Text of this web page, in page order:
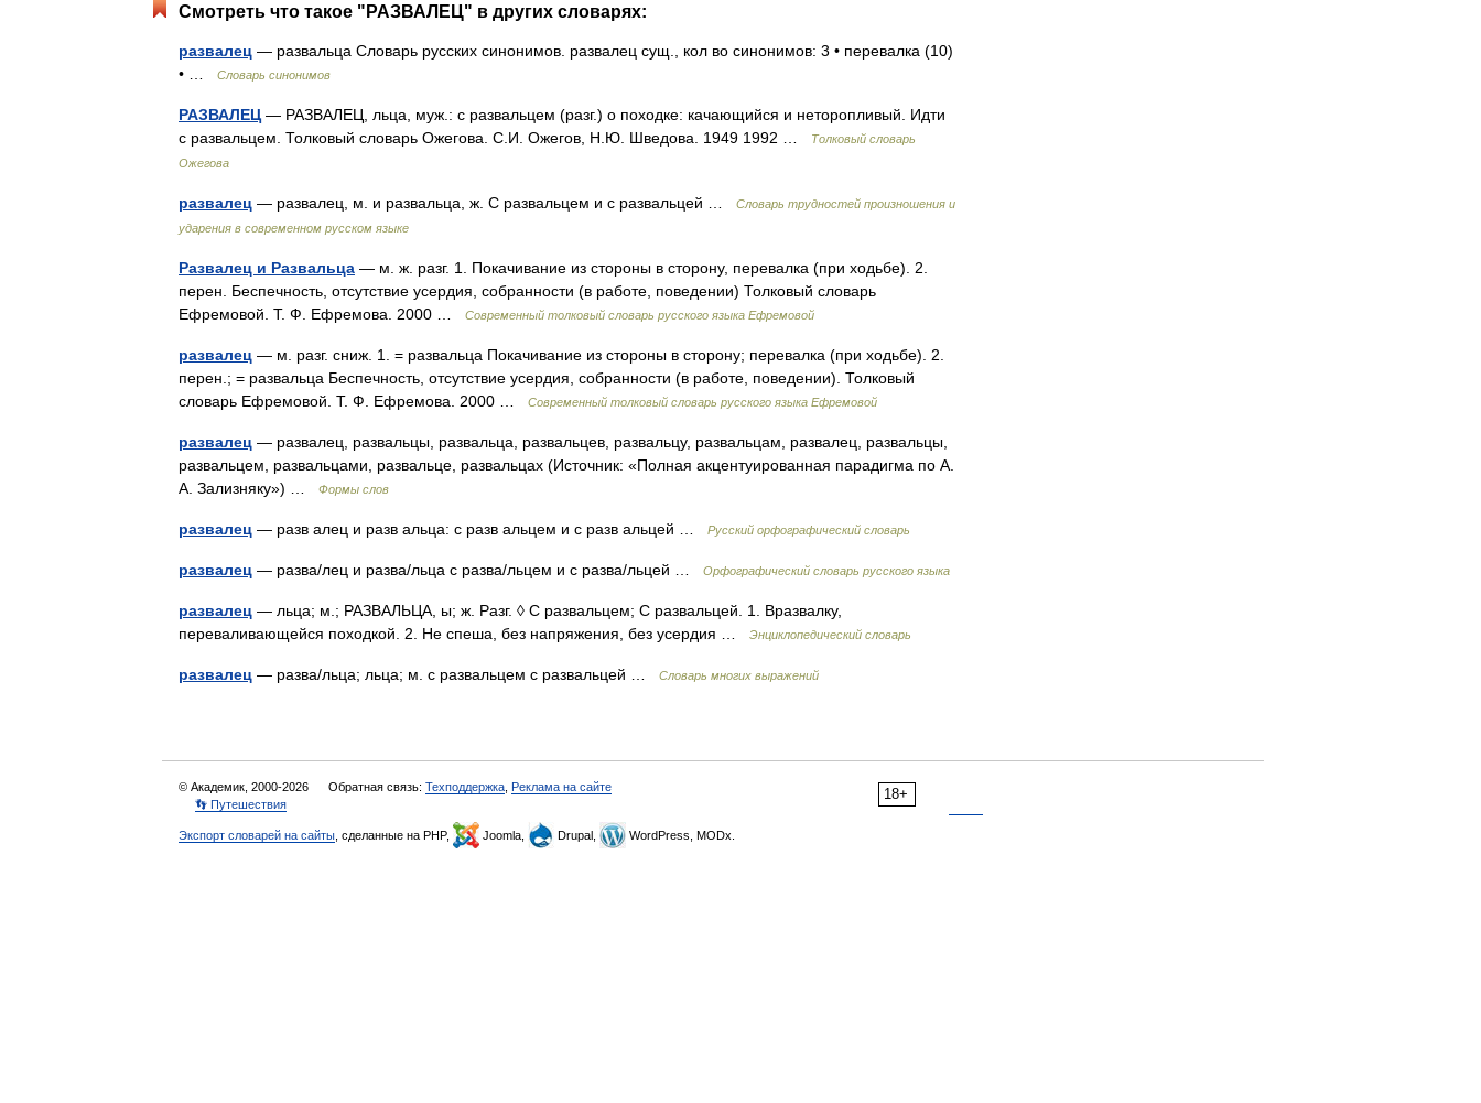
Смотреть что такое "РАЗВАЛЕЦ" в других словарях:
развалец — развальца Словарь русских синонимов. развалец сущ., кол во синонимов: 3 • перевалка (10)
• …
Словарь синонимов
РАЗВАЛЕЦ — РАЗВАЛЕЦ, льца, муж.: с развальцем (разг.) о походке: качающийся и неторопливый. Идти
с развальцем. Толковый словарь Ожегова. С.И. Ожегов, Н.Ю. Шведова. 1949 1992 …
Толковый словарь
Ожегова
развалец — развалец, м. и развальца, ж. С развальцем и с развальцей …
Словарь трудностей произношения и
ударения в современном русском языке
Развалец и Развальца — м. ж. разг. 1. Покачивание из стороны в сторону, перевалка (при ходьбе). 2.
перен. Беспечность, отсутствие усердия, собранности (в работе, поведении) Толковый словарь
Ефремовой. Т. Ф. Ефремова. 2000 …
Современный толковый словарь русского языка Ефремовой
развалец — м. разг. сниж. 1. = развальца Покачивание из стороны в сторону; перевалка (при ходьбе). 2.
перен.; = развальца Беспечность, отсутствие усердия, собранности (в работе, поведении). Толковый
словарь Ефремовой. Т. Ф. Ефремова. 2000 …
Современный толковый словарь русского языка Ефремовой
развалец — развалец, развальцы, развальца, развальцев, развальцу, развальцам, развалец, развальцы,
развальцем, развальцами, развальце, развальцах (Источник: «Полная акцентуированная парадигма по А.
А. Зализняку») …
Формы слов
развалец — разв алец и разв альца: с разв альцем и с разв альцей … Русский орфографический словарь
развалец — разва/лец и разва/льца с разва/льцем и с разва/льцей … Орфографический словарь русского языка
развалец — льца; м.; РАЗВАЛЬЦА, ы; ж. Разг. ◊ С развальцем; С развальцей. 1. Вразвалку,
переваливающейся походкой. 2. Не спеша, без напряжения, без усердия …
Энциклопедический словарь
развалец — разва/льца; льца; м. с развальцем с развальцей … Словарь многих выражений
18+
© Академик, 2000-2026 Обратная связь: Техподдержка Реклама на сайте
👣 Путешествия
Экспорт словарей на сайты , сделанные на PHP, Joomla, Drupal, WordPress, MODx.